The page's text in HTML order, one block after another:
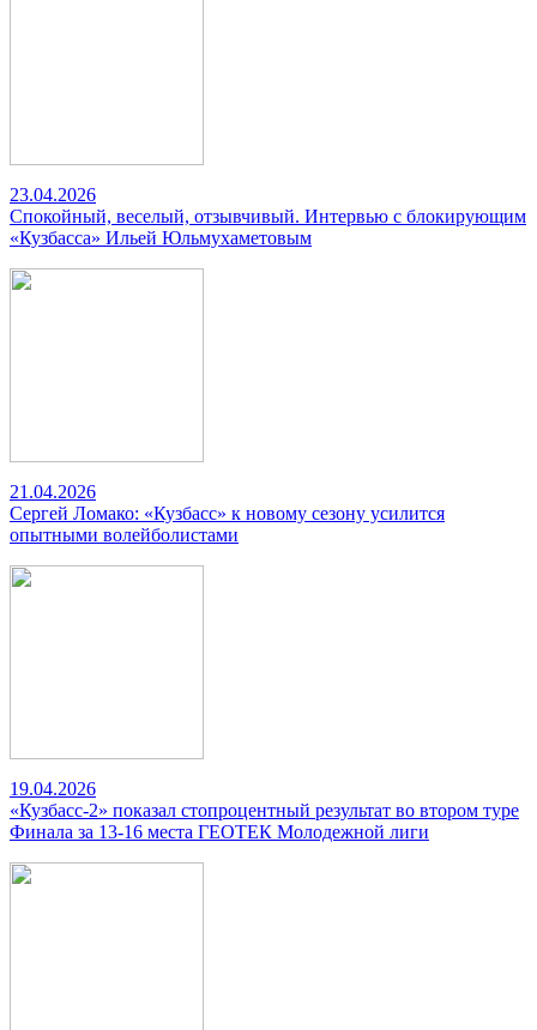
23.04.2026
Спокойный, веселый, отзывчивый. Интервью с блокирующим
«Кузбасса» Ильей Юльмухаметовым
21.04.2026
Сергей Ломако: «Кузбасс» к новому сезону усилится
опытными волейболистами
19.04.2026
«Кузбасс-2» показал стопроцентный результат во втором туре
Финала за 13-16 места ГЕОТЕК Молодежной лиги